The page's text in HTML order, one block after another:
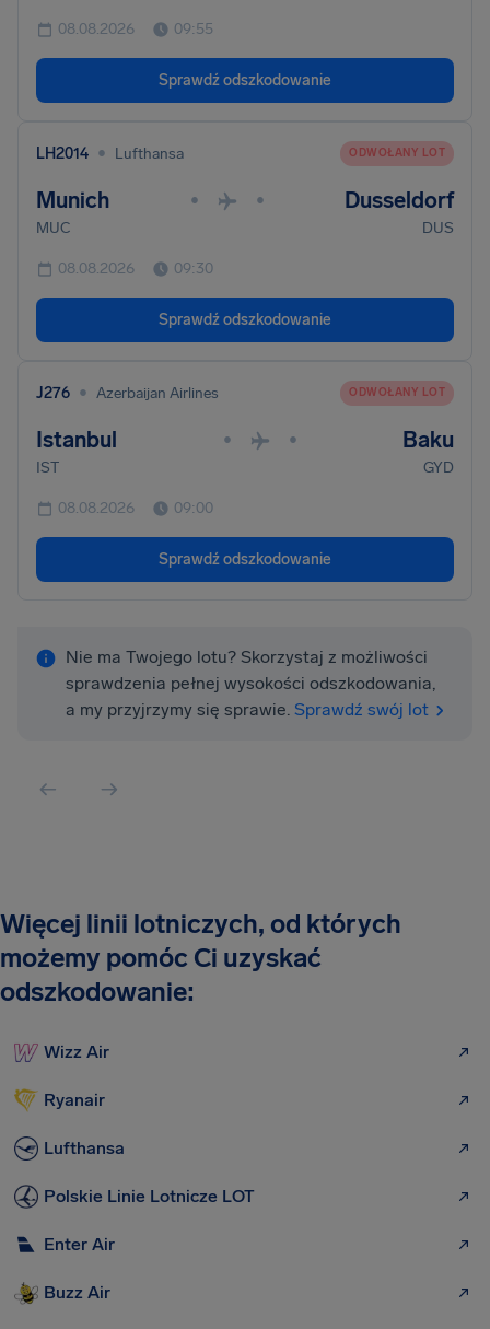
08.08.2026 09:55
Sprawdź odszkodowanie
LH2014 • Lufthansa ODWOŁANY LOT
Munich • • Dusseldorf
MUC DUS
08.08.2026 09:30
Sprawdź odszkodowanie
J276 • Azerbaijan Airlines ODWOŁANY LOT
Istanbul • • Baku
IST GYD
08.08.2026 09:00
Sprawdź odszkodowanie
Nie ma Twojego lotu? Skorzystaj z możliwości
sprawdzenia pełnej wysokości odszkodowania,
a my przyjrzymy się sprawie. Sprawdź swój lot
Więcej linii lotniczych, od których
możemy pomóc Ci uzyskać
odszkodowanie:
Wizz Air
Ryanair
Lufthansa
Polskie Linie Lotnicze LOT
Enter Air
Buzz Air